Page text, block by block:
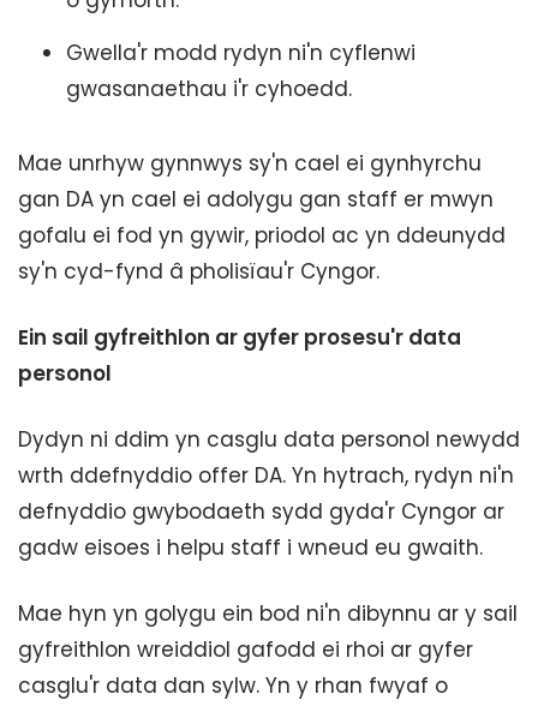
Gwella'r modd rydyn ni'n cyflenwi
gwasanaethau i'r cyhoedd.
Mae unrhyw gynnwys sy'n cael ei gynhyrchu
gan DA yn cael ei adolygu gan staff er mwyn
gofalu ei fod yn gywir, priodol ac yn ddeunydd
sy'n cyd-fynd â pholisïau'r Cyngor.
Ein sail gyfreithlon ar gyfer prosesu'r data
personol
Dydyn ni ddim yn casglu data personol newydd
wrth ddefnyddio offer DA. Yn hytrach, rydyn ni'n
defnyddio gwybodaeth sydd gyda'r Cyngor ar
gadw eisoes i helpu staff i wneud eu gwaith.
Mae hyn yn golygu ein bod ni'n dibynnu ar y sail
gyfreithlon wreiddiol gafodd ei rhoi ar gyfer
casglu'r data dan sylw. Yn y rhan fwyaf o